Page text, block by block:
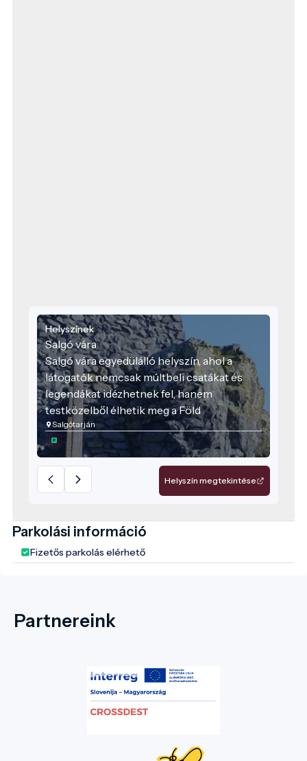
Helyszínek
Salgó vára
Salgó vára egyedülálló helyszín, ahol a
látogatók nemcsak múltbeli csatákat és
legendákat idézhetnek fel, hanem
testközelből élhetik meg a Föld
formálódásának lenyomatait is. A vár
összeköti a múltat a természettel, a helyi
közösséggel és a fenntartható jövővel –
méltán a térség egyik zászlóshajó
turisztikai attrakciója.
Salgótarján
Helyszín megtekintése
Parkolási információ
Fizetős parkolás elérhető
Partnereink